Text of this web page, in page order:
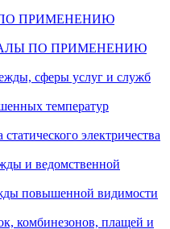
ПРИМЕНЕНИЮ
ПО ПРИМЕНЕНИЮ
сферы услуг и служб
температур
электричества
и ведомственной
повышенной видимости
комбинезонов, плащей и